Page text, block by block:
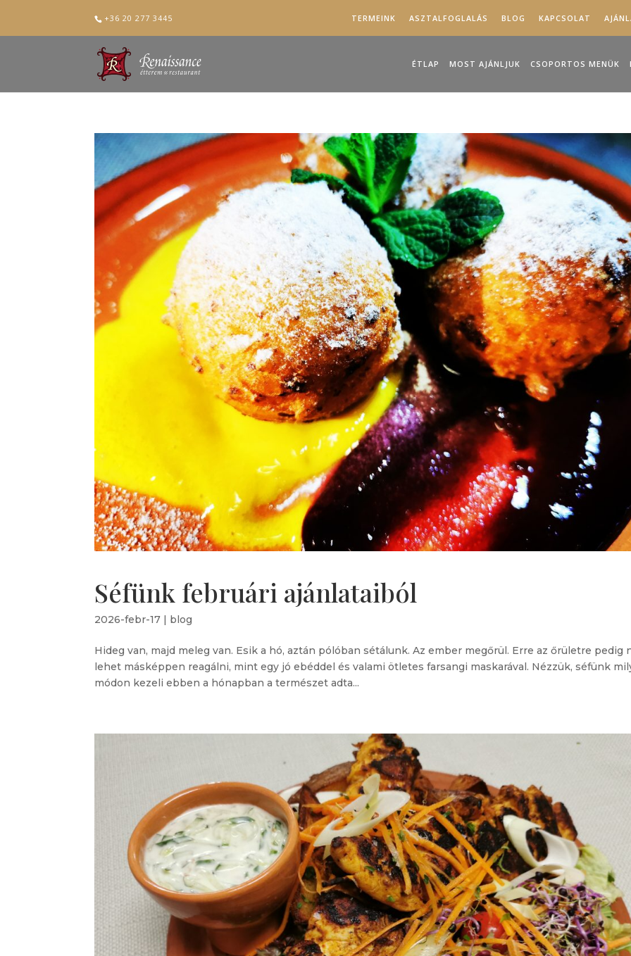
+36 20 277 3445 TERMEINK ASZTALFOGLALÁS BLOG KAPCSOLAT
ÉTLAP MOST AJÁNLJUK CSOPORTOS MENÜK
Séfünk februári ajánlataiból
2026-febr-17 | blog
Hideg van, majd meleg van. Esik a hó, aztán pólóban sétálunk. Az ember megőrül. Erre az őrületre pedig
lehet másképpen reagálni, mint egy jó ebéddel és valami ötletes farsangi maskarával. Nézzük, séfünk
módon kezeli ebben a hónapban a természet adta...